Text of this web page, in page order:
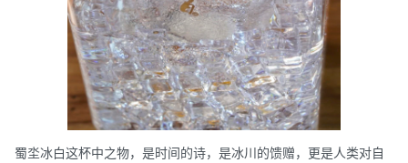
蜀坔冰白这杯中之物，是时间的诗，是冰川的馈赠，更是人类对自